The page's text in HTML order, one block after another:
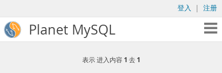
登入 | 注册
Planet MySQL
表示 进入内容 1 去 1